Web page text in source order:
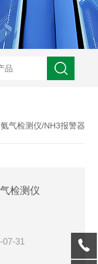
氨气检测仪/NH3报警器
检测仪
31